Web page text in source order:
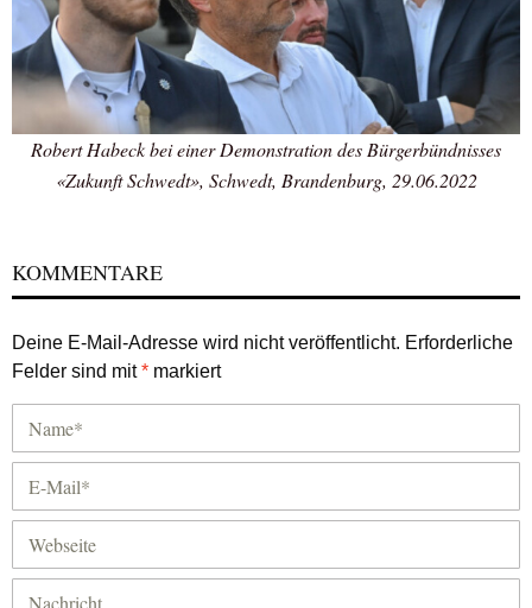
Robert Habeck bei einer Demonstration des Bürgerbündnisses
«Zukunft Schwedt», Schwedt, Brandenburg, 29.06.2022
KOMMENTARE
Deine E-Mail-Adresse wird nicht veröffentlicht. Erforderliche
Felder sind mit* markiert